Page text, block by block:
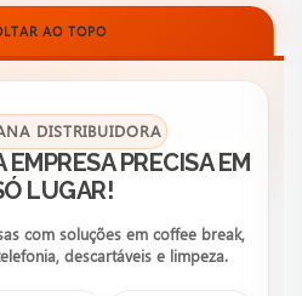
AO TOPO
DISTRIBUIDORA
PRECISA EM
LUGAR!
com soluções em coffee break,
descartáveis e limpeza.